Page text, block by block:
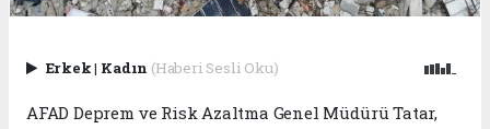
Erkek| Kadın (Haberi Sesli Oku)
AFAD Deprem ve Risk Azaltma Genel Müdürü Tatar,